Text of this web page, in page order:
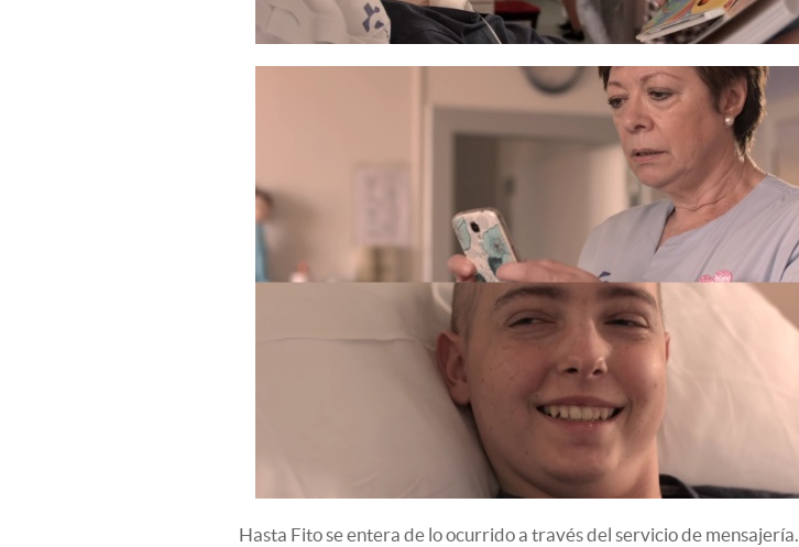
Hasta Fito se entera de lo ocurrido a través del servicio de mensajería.